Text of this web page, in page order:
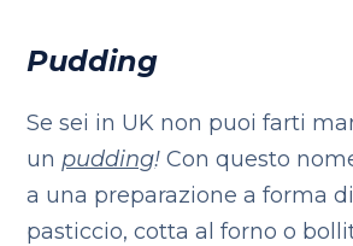
Pudding
Se sei in UK non puoi farti
un pudding! Con questo
a una preparazione a forma
pasticcio, cotta al forno o